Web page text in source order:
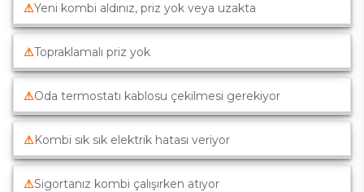
⚠Yeni kombi aldınız, priz yok veya uzakta
⚠Topraklamalı priz yok
⚠Oda termostatı kablosu çekilmesi gerekiyor
⚠Kombi sık sık elektrik hatası veriyor
⚠Sigortanız kombi çalışırken atıyor